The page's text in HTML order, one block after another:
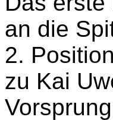
an die
2.
zu Kai